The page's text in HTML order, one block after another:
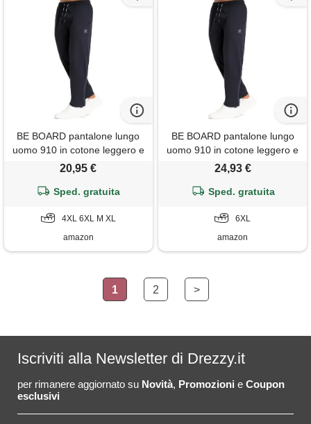
BE BOARD pantalone lungo
uomo 910 in cotone leggero e
traspirante, taglie calibrate,
ideale per sport e relax, stile
casual e versatile, blu, xl
20,95 €
Sped. gratuita
4XL 6XL M XL
amazon
BE BOARD pantalone lungo
uomo 910 in cotone leggero e
traspirante, taglie calibrate,
ideale per sport e relax, stile
casual e versatile, blu, 6xl
24,93 €
Sped. gratuita
6XL
amazon
1 2 >
Iscriviti alla Newsletter di Drezzy.it
per rimanere aggiornato su Novità, Promozioni e Coupon
esclusivi